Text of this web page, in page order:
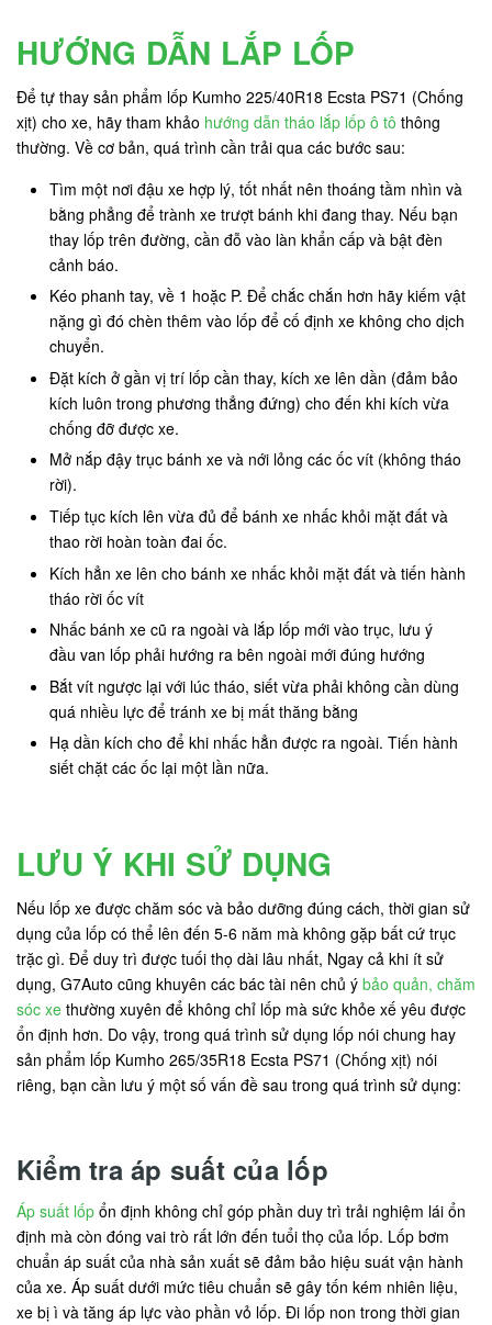
HƯỚNG DẪN LẮP LỐP
Để tự thay sản phẩm lốp Kumho 225/40R18 Ecsta PS71 (Chống
xịt) cho xe, hãy tham khảo hướng dẫn tháo lắp lốp ô tô thông
thường. Về cơ bản, quá trình cần trải qua các bước sau:
Tìm một nơi đậu xe hợp lý, tốt nhất nên thoáng tầm nhìn và
bằng phẳng để trành xe trượt bánh khi đang thay. Nếu bạn
thay lốp trên đường, cần đỗ vào làn khẩn cấp và bật đèn
cảnh báo.
Kéo phanh tay, về 1 hoặc P. Để chắc chắn hơn hãy kiếm vật
nặng gì đó chèn thêm vào lốp để cố định xe không cho dịch
chuyển.
Đặt kích ở gần vị trí lốp cần thay, kích xe lên dần (đảm bảo
kích luôn trong phương thẳng đứng) cho đến khi kích vừa
chống đỡ được xe.
Mở nắp đậy trục bánh xe và nới lỏng các ốc vít (không tháo
rời).
Tiếp tục kích lên vừa đủ để bánh xe nhấc khỏi mặt đất và
thao rời hoàn toàn đai ốc.
Kích hẳn xe lên cho bánh xe nhấc khỏi mặt đất và tiến hành
tháo rời ốc vít
Nhấc bánh xe cũ ra ngoài và lắp lốp mới vào trục, lưu ý
đầu van lốp phải hướng ra bên ngoài mới đúng hướng
Bắt vít ngược lại với lúc tháo, siết vừa phải không cần dùng
quá nhiều lực để tránh xe bị mất thăng bằng
Hạ dần kích cho để khi nhấc hẳn được ra ngoài. Tiến hành
siết chặt các ốc lại một lần nữa.
LƯU Ý KHI SỬ DỤNG
Nếu lốp xe được chăm sóc và bảo dưỡng đúng cách, thời gian sử
dụng của lốp có thể lên đến 5-6 năm mà không gặp bất cứ trục
trặc gì. Để duy trì được tuối thọ dài lâu nhất, Ngay cả khi ít sử
dụng, G7Auto cũng khuyên các bác tài nên chủ ý bảo quản, chăm
sóc xe thường xuyên để không chỉ lốp mà sức khỏe xế yêu được
ổn định hơn. Do vậy, trong quá trình sử dụng lốp nói chung hay
sản phẩm lốp Kumho 265/35R18 Ecsta PS71 (Chống xịt) nói
riêng, bạn cần lưu ý một số vấn đề sau trong quá trình sử dụng:
Kiểm tra áp suất của lốp
Áp suất lốp ổn định không chỉ góp phần duy trì trải nghiệm lái ổn
định mà còn đóng vai trò rất lớn đến tuổi thọ của lốp. Lốp bơm
chuẩn áp suất của nhà sản xuất sẽ đảm bảo hiệu suát vận hành
của xe. Áp suất dưới mức tiêu chuẩn sẽ gây tốn kém nhiên liệu,
xe bị ì và tăng áp lực vào phần vỏ lốp. Đi lốp non trong thời gian